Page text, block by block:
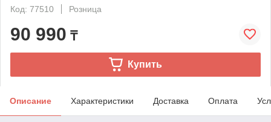
Код: 77510
Розница
90 990 ₸
Купить
Описание Характеристики Доставка Оплата